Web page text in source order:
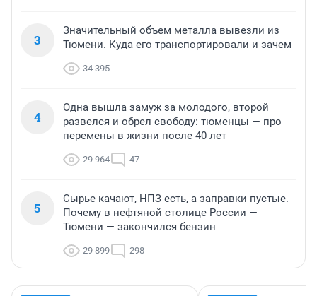
3
Значительный объем металла вывезли из
Тюмени. Куда его транспортировали и зачем
34 395
4
Одна вышла замуж за молодого, второй
развелся и обрел свободу: тюменцы — про
перемены в жизни после 40 лет
29 964 47
5
Сырье качают, НПЗ есть, а заправки пустые.
Почему в нефтяной столице России —
Тюмени — закончился бензин
29 899 298